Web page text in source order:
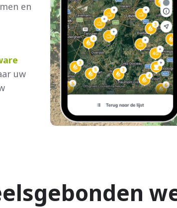
en
uw